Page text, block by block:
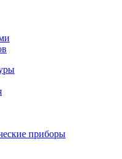
приборы